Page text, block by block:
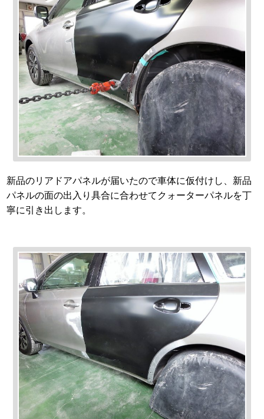
新品のリアドアパネルが届いたので車体に仮付けし、新品
パネルの面の出入り具合に合わせてクォーターパネルを丁
寧に引き出します。